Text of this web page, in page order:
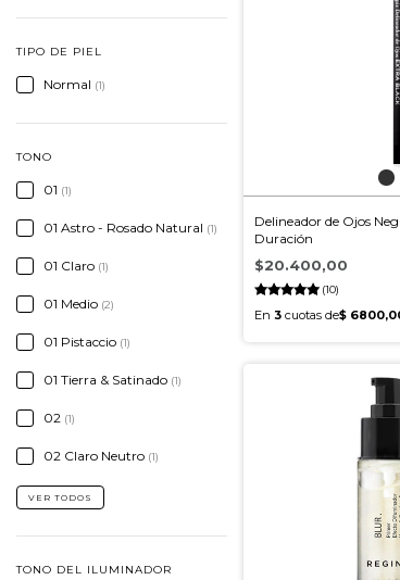
TIPO DE PIEL
Normal (1)
TONO
01 (1)
01 Astro - Rosado Natural (1)
01 Claro (1)
01 Medio (2)
01 Pistaccio (1)
01 Tierra & Satinado (1)
02 (1)
02 Claro Neutro (1)
VER TODOS
TONO DEL ILUMINADOR
Delineador de Ojos
Duración
(10)
$20.400,00